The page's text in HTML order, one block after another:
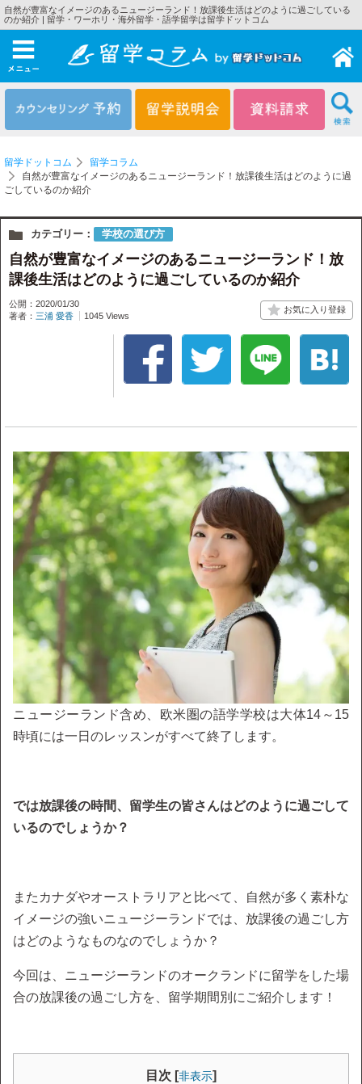
自然が豊富なイメージのあるニュージーランド！放課後生活はどのように過ごしている
のか紹介 | 留学・ワーホリ・海外留学・語学留学は留学ドットコム
メニュー
留学ドットコム
留学コラム
自然が豊富なイメージのあるニュージーランド！放課後生活はどのように過
ごしているのか紹介
カテゴリー： 学校の選び方
自然が豊富なイメージのあるニュージーランド！放
課後生活はどのように過ごしているのか紹介
公開：2020/01/30
著者： 三浦 愛香 1045 Views
ニュージーランド含め、欧米圏の語学学校は大体14～15
時頃には一日のレッスンがすべて終了します。
では放課後の時間、留学生の皆さんはどのように過ごして
いるのでしょうか？
またカナダやオーストラリアと比べて、自然が多く素朴な
イメージの強いニュージーランドでは、放課後の過ごし方
はどのようなものなのでしょうか？
今回は、ニュージーランドのオークランドに留学をした場
合の放課後の過ごし方を、留学期間別にご紹介します！
目次 [非表示]